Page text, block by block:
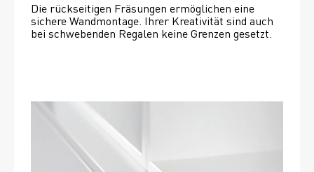
Die rückseitigen Fräsungen ermöglichen eine
sichere Wandmontage. Ihrer Kreativität sind auch
bei schwebenden Regalen keine Grenzen gesetzt.